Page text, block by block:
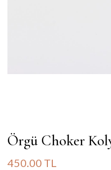
Örgü Choker
450.00 TL